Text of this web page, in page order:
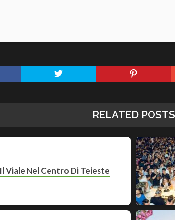
RELATED POSTS
Il Viale Nel Centro Di Teieste